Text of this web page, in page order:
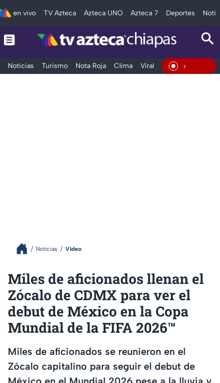
en vivo TV Azteca Azteca UNO Azteca 7 Deportes
Noticias Turismo Nota Roja Clima Viral y Tendencia En
Noticias Video
Miles de aficionados llenan el
Zócalo de CDMX para ver el
debut de México en la Copa
Mundial de la FIFA 2026™
Miles de aficionados se reunieron en el
Zócalo capitalino para seguir el debut de